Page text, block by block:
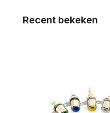
Recent bekeken